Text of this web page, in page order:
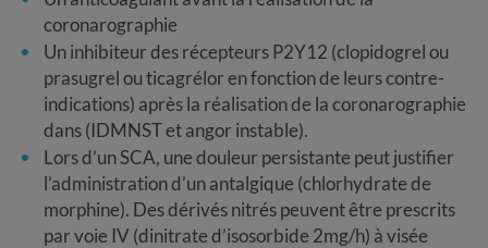
coronarographie
Un inhibiteur des récepteurs P2Y12 (clopidogrel ou
prasugrel ou ticagrélor en fonction de leurs contre-
indications) après la réalisation de la coronarographie
dans (IDMNST et angor instable).
Lors d’un SCA, une douleur persistante peut justifier
l’administration d’un antalgique (chlorhydrate de
morphine). Des dérivés nitrés peuvent être prescrits
par voie IV (dinitrate d’isosorbide 2mg/h) à visée